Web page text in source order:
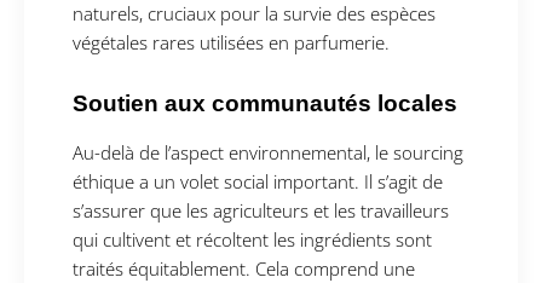
naturels, cruciaux pour la survie des espèces
végétales rares utilisées en parfumerie.
Soutien aux communautés locales
Au-delà de l’aspect environnemental, le sourcing
éthique a un volet social important. Il s’agit de
s’assurer que les agriculteurs et les travailleurs
qui cultivent et récoltent les ingrédients sont
traités équitablement. Cela comprend une